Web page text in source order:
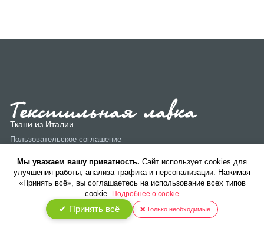
Ткани из Италии
Пользовательское соглашение
Политика конфиденциальности
Мы уважаем вашу приватность. Cайт использует cookies для
улучшения работы, анализа трафика и персонализации. Нажимая
«Принять всё», вы соглашаетесь на использование всех типов
cookie. Подробнее о cookie
✔ Принять всё ❌ Только необходимые